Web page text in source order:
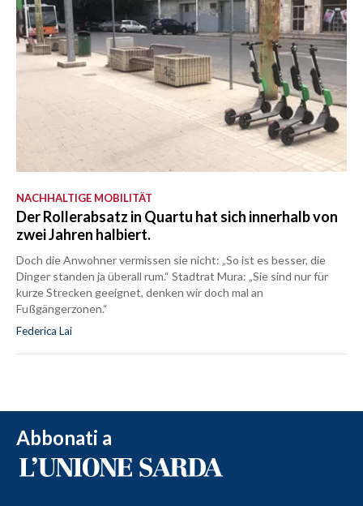
NACHHALTIGE MOBILITÄT
Der Rollerabsatz in Quartu hat sich innerhalb von
zwei Jahren halbiert.
Doch die Anwohner vermissen sie nicht: „So ist es besser, die
Dinger standen ja überall rum.“ Stadtrat Mura: „Sie sind nur für
kurze Strecken geeignet, denken wir doch mal an
Fußgängerzonen.“
Federica Lai
Abbonati a